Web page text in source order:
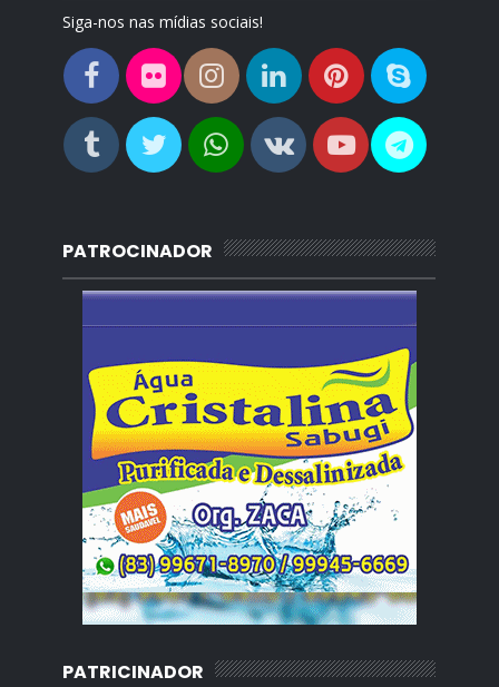
Siga-nos nas mídias sociais!
PATROCINADOR
PATRICINADOR